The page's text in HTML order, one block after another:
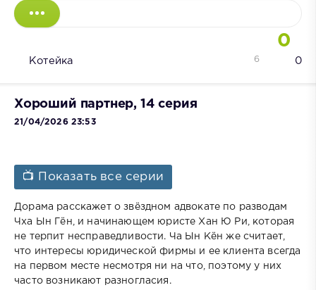
0
Котейка 0
6
Хороший партнер, 14 серия
21/04/2026 23:53
📺 Показать все серии
Дорама расскажет о звёздном адвокате по разводам
Чха Ын Гён, и начинающем юристе Хан Ю Ри, которая
не терпит несправедливости. Ча Ын Кён же считает,
что интересы юридической фирмы и ее клиента всегда
на первом месте несмотря ни на что, поэтому у них
часто возникают разногласия.